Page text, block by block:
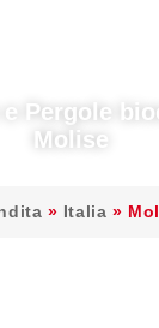
e Pergole
Molise
» Italia »